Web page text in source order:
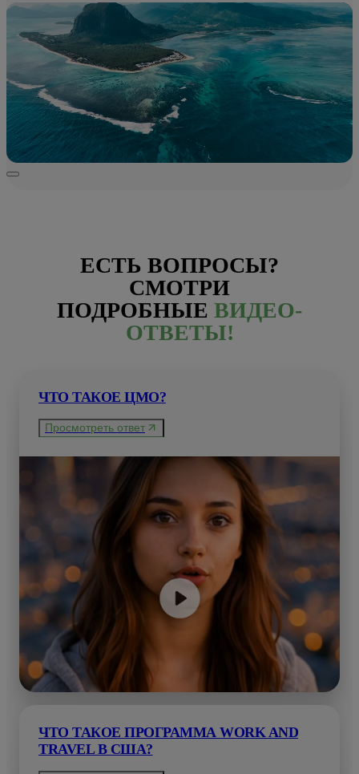
ЕСТЬ ВОПРОСЫ?
СМОТРИ
ПОДРОБНЫЕ ВИДЕО-
ОТВЕТЫ!
ЧТО ТАКОЕ ЦМО?
Просмотреть ответ
ЧТО ТАКОЕ ПРОГРАММА WORK AND
TRAVEL В США?